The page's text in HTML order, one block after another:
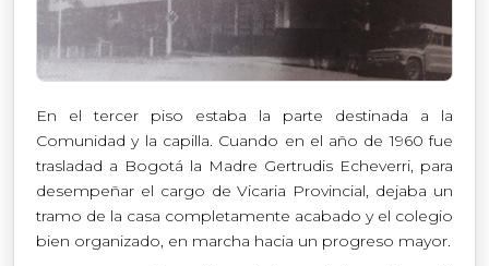
En el tercer piso estaba la parte destinada a la
Comunidad y la capilla. Cuando en el año de 1960 fue
trasladad a Bogotá la Madre Gertrudis Echeverri, para
desempeñar el cargo de Vicaria Provincial, dejaba un
tramo de la casa completamente acabado y el colegio
bien organizado, en marcha hacia un progreso mayor.